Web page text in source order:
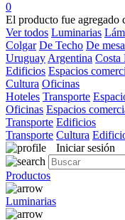
0
El producto fue agregado
Ver todos Luminarias
Colgar De Techo De mesa
Uruguay Argentina Costa
Edificios Espacios
Cultura Oficinas
Hoteles Transporte
Oficinas Espacios
Transporte Edificios
Transporte Cultura
Iniciar sesión
Productos
Luminarias